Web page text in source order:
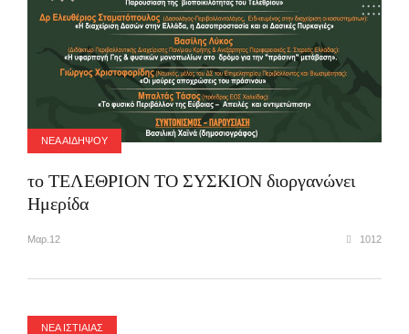
ΝΕΑ ΑΙΔΗΨΟΥ
το ΤΕΛΕΘΡΙΟΝ ΤΟ ΣΥΣΚΙΟΝ διοργανώνει
Ημερίδα
Μαρ.12 1012
ΝΕΑ ΙΣΤΙΑΙΑΣ